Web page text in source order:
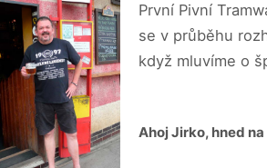
První Pivní
se v průběhu
když mluvíme o
Ahoj Jirko, hned